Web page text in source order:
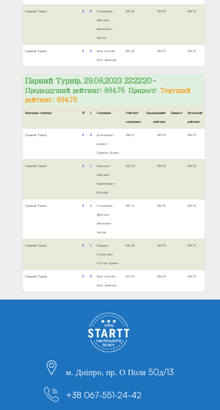
Парний Турнір 3 0 Степанчук-
Ярослав/
Яковенко-
Антон
695.82 894.76 894.76
Парний Турнір 3 0 Кім-Єлісєй/
Кім-Дмитро
661.32 894.76 894.76
Парний Турнір. 29.08.2023 22:22:20–
Предыдущий рейтинг: 894.76 Прирост: Текущий
рейтинг: 894.76
Название турнира W L Соперник Рейтинг
соперника
Предыдущий
рейтинг
Прирост Итоговый
рейтинг
Парний Турнір 3 2 Болтенков-
Денис/
Сєріков-Денис
589.01 894.76 894.76
Парний Турнір 3 Карелов-
Максим/
Коротченко-
Віталій
522.87 894.76 894.76
Парний Турнір 3 1 Степанчук-
Ярослав/
Яковенко-
Антон
695.74 894.76 894.76
Парний Турнір 3 Бондар-
Станіслав/
Густов-Денис
641.49 894.76 894.76
Парний Турнір 3 0 Кім-Єлісєй/
Кім-Дмитро
627.61 894.76 894.76
м. Дніпро, пр. О Поля 50д/13
+38 067-551-24-42